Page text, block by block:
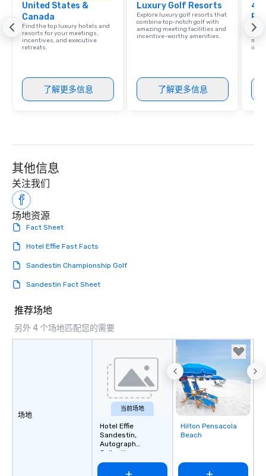
United States &
Canada
Find the top luxury hotels and
resorts for your meetings,
incentives, and executive
retreats.
了解更多信息
Luxury Golf Resorts
Explore luxury golf resorts that
combine top-notch golf with
amazing meeting facilities and
incentive-worthy amenities.
了解更多信息
4
其他信息
关注我们
场地资源
Fact Sheet
Hotel Effie Fast Facts
Sandestin Championship Golf
Sandestin Fact Sheet
推荐场地
另外 4 个场地匹配您的需要
场地
当前场地
Hotel Effie
Sandestin,
Autograph
Collection
Removed from
favorites
Hilton Pensacola
Beach